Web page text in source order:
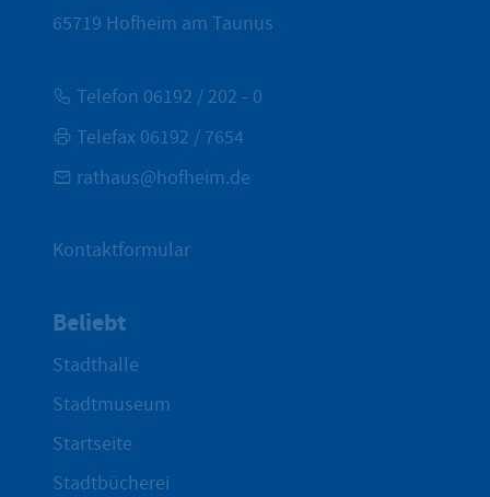
65719 Hofheim am Taunus
Telefon 06192 / 202 - 0
Telefax 06192 / 7654
rathaus@hofheim.de
Kontaktformular
Beliebt
Stadthalle
Stadtmuseum
Startseite
Stadtbücherei